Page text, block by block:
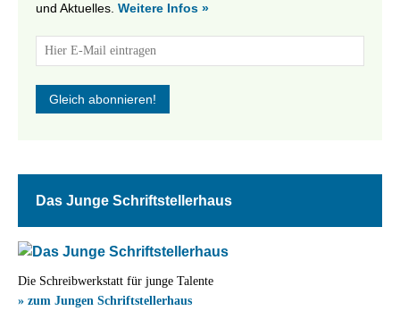
und Aktuelles. Weitere Infos »
Das Junge Schriftstellerhaus
Die Schreibwerkstatt für junge Talente
» zum Jungen Schriftstellerhaus